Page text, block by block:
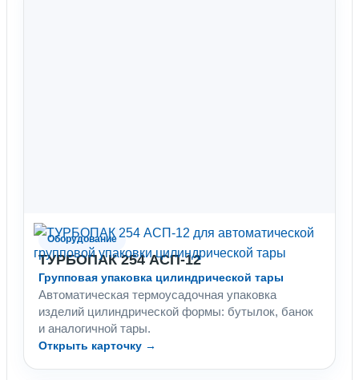
Оборудование
ТУРБОПАК 254 АСП-12
Групповая упаковка цилиндрической тары
Автоматическая термоусадочная упаковка
изделий цилиндрической формы: бутылок, банок
и аналогичной тары.
Открыть карточку →